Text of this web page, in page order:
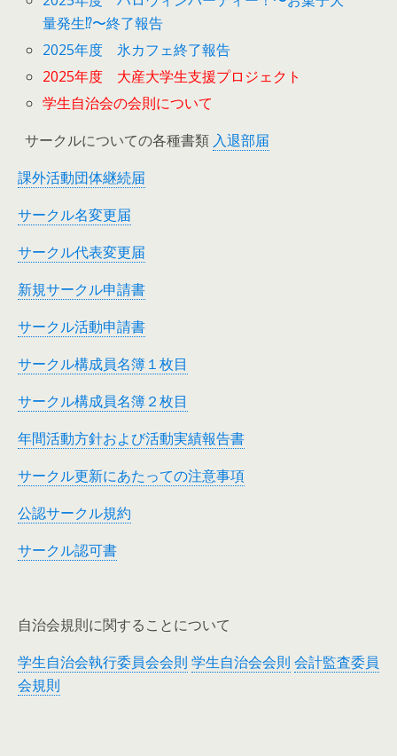
量発生⁉︎〜終了報告
2025年度 氷カフェ終了報告
2025年度 大産大学生支援プロジェクト
学生自治会の会則について
サークルについての各種書類 入退部届
課外活動団体継続届
サークル名変更届
サークル代表変更届
新規サークル申請書
サークル活動申請書
サークル構成員名簿１枚目
サークル構成員名簿２枚目
年間活動方針および活動実績報告書
サークル更新にあたっての注意事項
公認サークル規約
サークル認可書
自治会規則に関することについて
学生自治会執行委員会会則 学生自治会会則 会計監査委員
会規則